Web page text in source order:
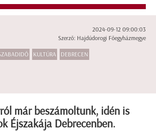
2024-09-12 09:00:03
Szerző: Hajdúdorogi Főegyházmegye
KULTÚRA DEBRECEN
már beszámoltunk, idén is
Éjszakája Debrecenben.